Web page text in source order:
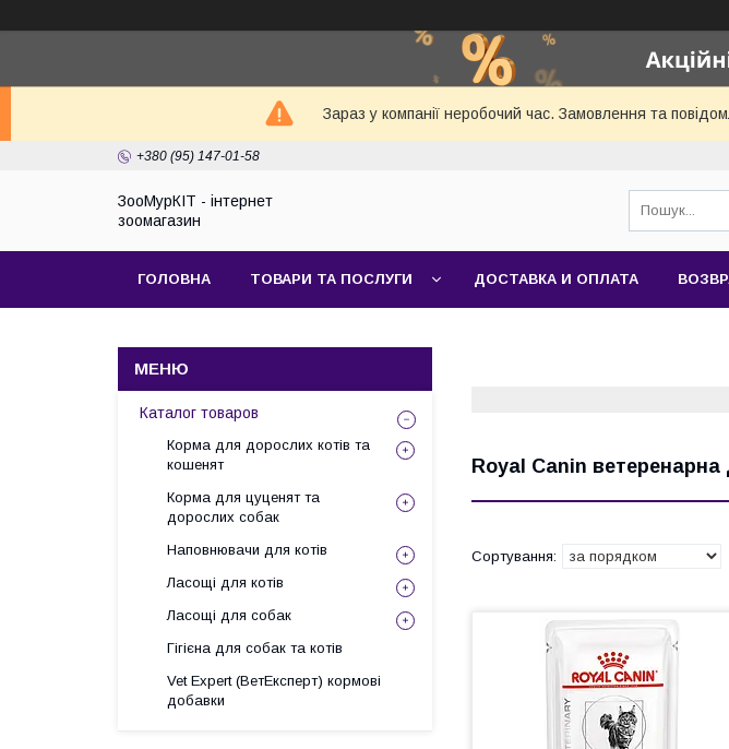
Зараз у компанії неробочий час. Замовлення та
+380 (95) 147-01-58
ЗооМурКІТ - інтернет
зоомагазин
ГОЛОВНА ТОВАРИ ТА ПОСЛУГИ ДОСТАВКА И ОПЛАТА
Royal Canin ветеренарна
Каталог товаров
Корма для дорослих котів та
кошенят
Корма для цуценят та
дорослих собак
Наповнювачи для котів
Ласощі для котів
Ласощі для собак
Гігієна для собак та котів
Vet Expert (ВетЕксперт) кормові
добавки